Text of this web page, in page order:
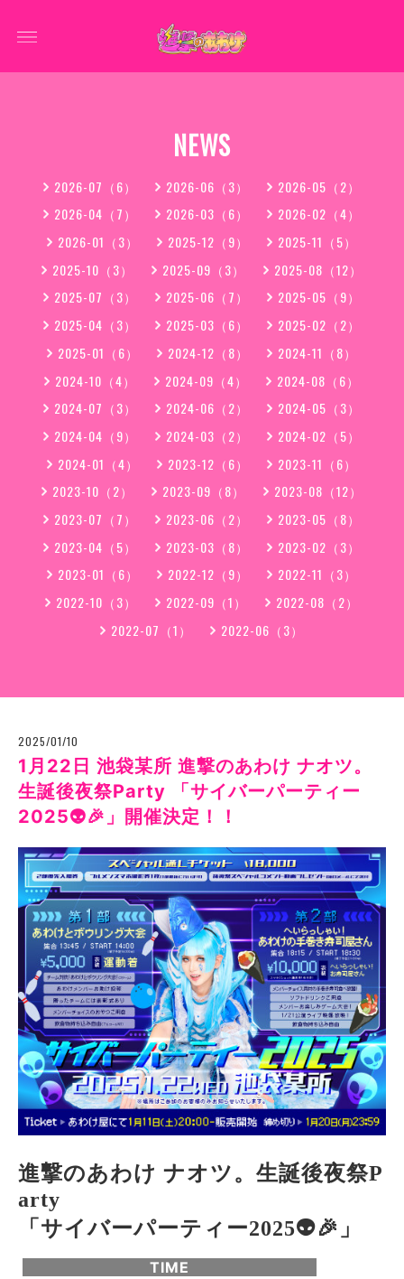
NEWS
2026-07（6） 2026-06（3）
2026-05（2）
2026-04（7）
2026-03（6）
2026-02（4）
2026-01（3）
2025-12（9）
2025-11（5）
2025-10（3）
2025-09（3）
2025-08（12）
2025-07（3）
2025-06（7）
2025-05（9）
2025-04（3）
2025-03（6）
2025-02（2）
2025-01（6）
2024-12（8）
2024-11（8）
2024-10（4）
2024-09（4）
2024-08（6）
2024-07（3）
2024-06（2）
2024-05（3）
2024-04（9）
2024-03（2）
2024-02（5）
2024-01（4）
2023-12（6）
2023-11（6）
2023-10（2）
2023-09（8）
2023-08（12）
2023-07（7）
2023-06（2）
2023-05（8）
2023-04（5）
2023-03（8）
2023-02（3）
2023-01（6）
2022-12（9）
2022-11（3）
2022-10（3）
2022-09（1）
2022-08（2）
2022-07（1）
2022-06（3）
2025/01/10
1月22日 池袋某所 進撃のあわけ ナオツ。
生誕後夜祭Party 「サイバーパーティー
2025👽🎉」開催決定！！
進撃のあわけ ナオツ。生誕後夜祭P
arty
「サイバーパーティー2025👽🎉」
TIME